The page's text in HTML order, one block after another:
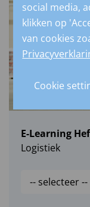
E-Learning
Logistiek
social media,
klikken op
van cookies
Cookie